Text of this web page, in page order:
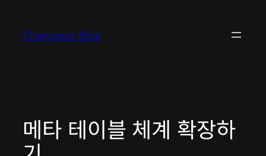
Changwoo Blog
메타 테이블 체계 확장하